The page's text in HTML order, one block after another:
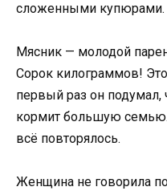
сложенными купюрами.
Мясник — молодой
Сорок килограммов!
первый раз он
кормит большую
всё повторялось.
Женщина не говорила